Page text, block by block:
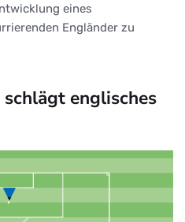
eines
Engländer zu
englisches